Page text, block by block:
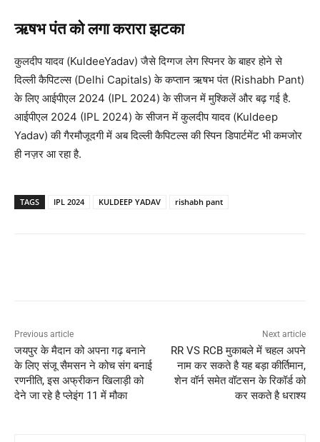
ऋषभ पंत को लगा करारा झटका
कुलदीप यादव (KuldeeYadav) जैसे दिग्गज लेग स्पिनर के बाहर होने से
दिल्ली कैपिटल्स (Delhi Capitals) के कप्तान ऋषभ पंत (Rishabh Pant)
के लिए आईपीएल 2024 (IPL 2024) के सीजन में मुश्किलें और बढ़ गई है.
आईपीएल 2024 (IPL 2024) के सीजन में कुलदीप यादव (Kuldeep
Yadav) की गैरमौजूदगी में अब दिल्ली कैपिटल्स की स्पिन डिपार्टमेंट भी कमजोर
ही नज़र आ रहा है.
TAGS IPL 2024 KULDEEP YADAV rishabh pant
Previous article
जयपुर के मैदान को अपना गढ़ बनाने
के लिए संजू सैमसन ने कोच संग बनाई
रणनीति, इस अफ्रीकन खिलाड़ी को
देने जा रहे है प्लेइंग 11 में मौका
Next article
RR VS RCB मुकाबले में चहल अपने
नाम कर सकते है यह बड़ा कीर्तिमान,
शेन वॉर्न समेत वॉटसन के रिकॉर्ड को
कर सकते है धराश्य